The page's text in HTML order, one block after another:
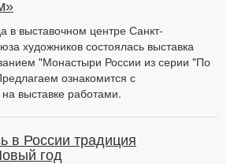
в выставочном центре Санкт-
художников состоялась выставка
"Монастыри России из серии "По
ознакомится с
выставке работами.
в России традиция
год